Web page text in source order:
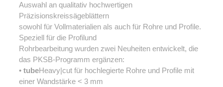
Auswahl an qualitativ hochwertigen
Präzisionskreissägeblättern
sowohl für Vollmaterialien als auch für Rohre und Profile.
Speziell für die Profilund
Rohrbearbeitung wurden zwei Neuheiten entwickelt, die
das PKSB-Programm ergänzen:
• tubeHeavy|cut für hochlegierte Rohre und Profile mit
einer Wandstärke < 3 mm